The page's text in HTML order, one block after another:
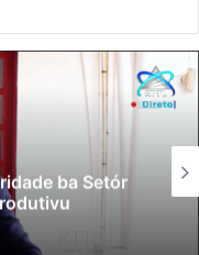
ba Setór